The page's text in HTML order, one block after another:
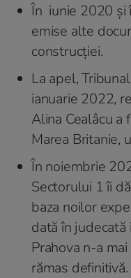
În iunie 2020 și
emise alte
construcției.
La apel,
ianuarie 2022,
Alina Cealâcu a
Marea Britanie,
În noiembrie
Sectorului 1 îi
baza noilor
dată în
Prahova n-a
rămas definitivă.